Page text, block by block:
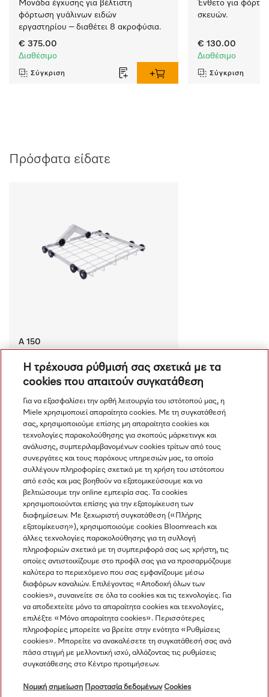
Μονάδα έγχυσης για βέλτιστη
φόρτωση γυάλινων ειδών
εργαστηρίου – διαθέτει 8 ακροφύσια.
€ 375.00
Διαθέσιμο
Σύγκριση
Ένθετο για
σκευών.
€ 130.00
Διαθέσιμο
Σύγκριση
Πρόσφατα είδατε
A 150
μονάδων έγχυσης ή ενθέτων.
€ 560.00
Σύγκριση
Προβολή όλων
Πλοήγηση
Υπηρεσιες
Η τρέχουσα ρύθμισή σας σχετικά με τα
cookies που απαιτούν συγκατάθεση
Για να εξασφαλίσει την ορθή λειτουργία του ιστότοπού μας, η
Miele χρησιμοποιεί απαραίτητα cookies. Με τη συγκατάθεσή
σας, χρησιμοποιούμε επίσης μη απαραίτητα cookies και
τεχνολογίες παρακολούθησης για σκοπούς μάρκετινγκ και
ανάλυσης, συμπεριλαμβανομένων cookies τρίτων από τους
συνεργάτες και τους παρόχους υπηρεσιών μας, τα οποία
συλλέγουν πληροφορίες σχετικά με τη χρήση του ιστότοπου
από εσάς και μας βοηθούν να εξατομικεύσουμε και να
βελτιώσουμε την online εμπειρία σας. Τα cookies
χρησιμοποιούνται επίσης για την εξατομίκευση των
διαφημίσεων. Με ξεχωριστή συγκατάθεση («Πλήρης
εξατομίκευση»), χρησιμοποιούμε cookies Bloomreach και
άλλες τεχνολογίες παρακολούθησης για τη συλλογή
πληροφοριών σχετικά με τη συμπεριφορά σας ως χρήστη, τις
οποίες αντιστοιχίζουμε στο προφίλ σας για να προσαρμόζουμε
καλύτερα το περιεχόμενο που σας εμφανίζουμε μέσω
διαφόρων καναλιών. Επιλέγοντας «Αποδοχή όλων των
cookies», συναινείτε σε όλα τα cookies και τις τεχνολογίες. Για
να αποδεχτείτε μόνο τα απαραίτητα cookies και τεχνολογίες,
επιλέξτε «Μόνο απαραίτητα cookies». Περισσότερες
πληροφορίες μπορείτε να βρείτε στην ενότητα «Ρυθμίσεις
cookies». Μπορείτε να ανακαλέσετε τη συγκατάθεσή σας ανά
πάσα στιγμή με μελλοντική ισχύ, αλλάζοντας τις ρυθμίσεις
συγκατάθεσης στο Κέντρο προτιμήσεων.
Νομική σημείωση Προστασία δεδομένων Cookies